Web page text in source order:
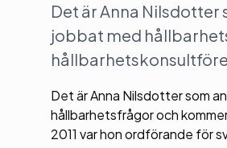
Det är Anna Nilsdotter
jobbat med
Det är Anna Nilsdotter som
hållbarhetsfrågor och
2011 var hon ordförande för